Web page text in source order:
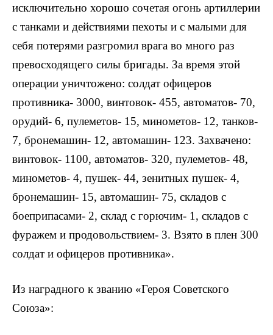
исключительно хорошо сочетая огонь артиллерии
с танками и действиями пехоты и с малыми для
себя потерями разгромил врага во много раз
превосходящего силы бригады. За время этой
операции уничтожено: солдат офицеров
противника- 3000, винтовок- 455, автоматов- 70,
орудий- 6, пулеметов- 15, минометов- 12, танков-
7, бронемашин- 12, автомашин- 123. Захвачено:
винтовок- 1100, автоматов- 320, пулеметов- 48,
минометов- 4, пушек- 44, зенитных пушек- 4,
бронемашин- 15, автомашин- 75, складов с
боеприпасами- 2, склад с горючим- 1, складов с
фуражем и продовольствием- 3. Взято в плен 300
солдат и офицеров противника».
Из наградного к званию «Героя Советского
Союза»: